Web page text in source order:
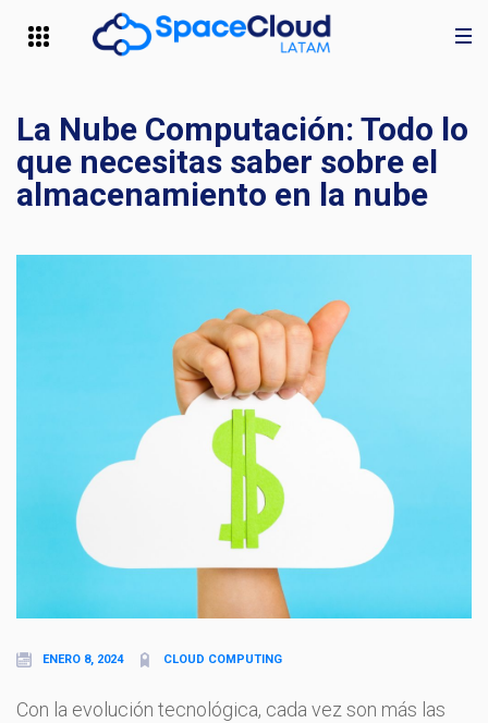
La Nube Computación: Todo lo
que necesitas saber sobre el
almacenamiento en la nube
ENERO 8, 2024 CLOUD COMPUTING
Con la evolución tecnológica, cada vez son más las